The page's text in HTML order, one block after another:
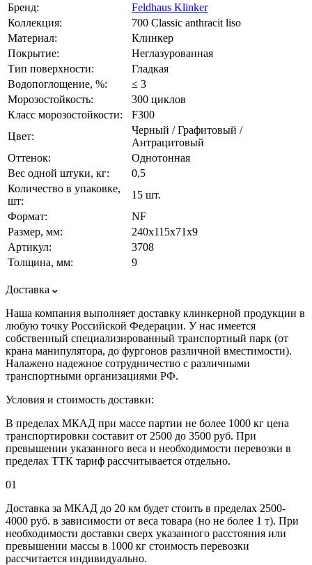
Бренд:
Feldhaus Klinker
Коллекция:
700 Classic anthracit liso
Материал:
Клинкер
Покрытие:
Неглазурованная
Тип поверхности:
Гладкая
Водопоглощение, %:
≤ 3
Морозостойкость:
300 циклов
Класс морозостойкости:
F300
Цвет:
Черный / Графитовый /
Антрацитовый
Оттенок:
Однотонная
Вес одной штуки, кг:
0,5
Количество в упаковке,
шт:
15 шт.
Формат:
NF
Размер, мм:
240х115х71х9
Артикул:
3708
Толщина, мм:
9
Доставка
Наша компания выполняет доставку клинкерной продукции в
любую точку Российской Федерации. У нас имеется
собственный специализированный транспортный парк (от
крана манипулятора, до фургонов различной вместимости).
Налажено надежное сотрудничество с различными
транспортными организациями РФ.
Условия и стоимость доставки:
В пределах МКАД при массе партии не более 1000 кг цена
транспортировки составит от 2500 до 3500 руб. При
превышении указанного веса и необходимости перевозки в
пределах ТТК тариф рассчитывается отдельно.
01
Доставка за МКАД до 20 км будет стоить в пределах 2500-
4000 руб. в зависимости от веса товара (но не более 1 т). При
необходимости доставки сверх указанного расстояния или
превышении массы в 1000 кг стоимость перевозки
рассчитается индивидуально.